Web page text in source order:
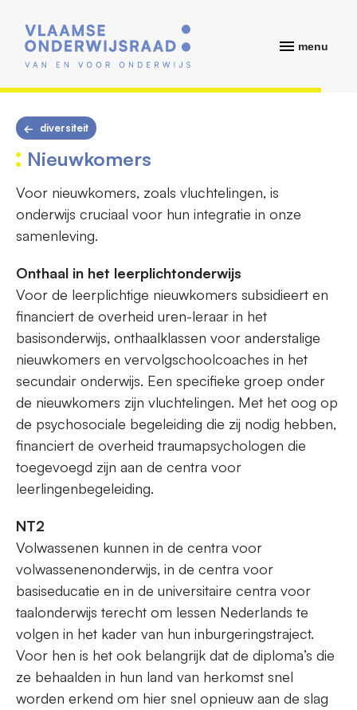
menu
diversiteit
Nieuwkomers
Voor nieuwkomers, zoals vluchtelingen, is
onderwijs cruciaal voor hun integratie in onze
samenleving.
Onthaal in het leerplichtonderwijs
Voor de leerplichtige nieuwkomers subsidieert en
financiert de overheid uren-leraar in het
basisonderwijs, onthaalklassen voor anderstalige
nieuwkomers en vervolgschoolcoaches in het
secundair onderwijs. Een specifieke groep onder
de nieuwkomers zijn vluchtelingen. Met het oog op
de psychosociale begeleiding die zij nodig hebben,
financiert de overheid traumapsychologen die
toegevoegd zijn aan de centra voor
leerlingenbegeleiding.
NT2
Volwassenen kunnen in de centra voor
volwassenenonderwijs, in de centra voor
basiseducatie en in de universitaire centra voor
taalonderwijs terecht om lessen Nederlands te
volgen in het kader van hun inburgeringstraject.
Voor hen is het ook belangrijk dat de diploma’s die
ze behaalden in hun land van herkomst snel
worden erkend om hier snel opnieuw aan de slag